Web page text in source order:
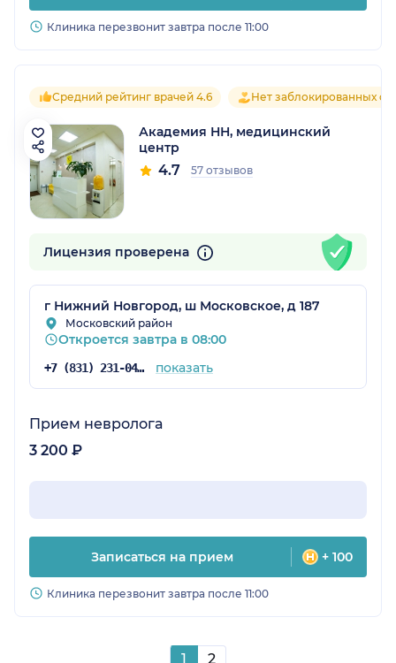
Клиника перезвонит завтра после 11:00
Средний рейтинг врачей 4.6 Нет заблокированных
Академия НН, медицинский
центр
4.7 57 отзывов
Лицензия проверена
г Нижний Новгород, ш Московское, д 187
Московский район
Откроется завтра в 08:00
+7 (831) 231-04-61 показать
Прием невролога
3 200 ₽
Записаться на прием + 100
Клиника перезвонит завтра после 11:00
1 2